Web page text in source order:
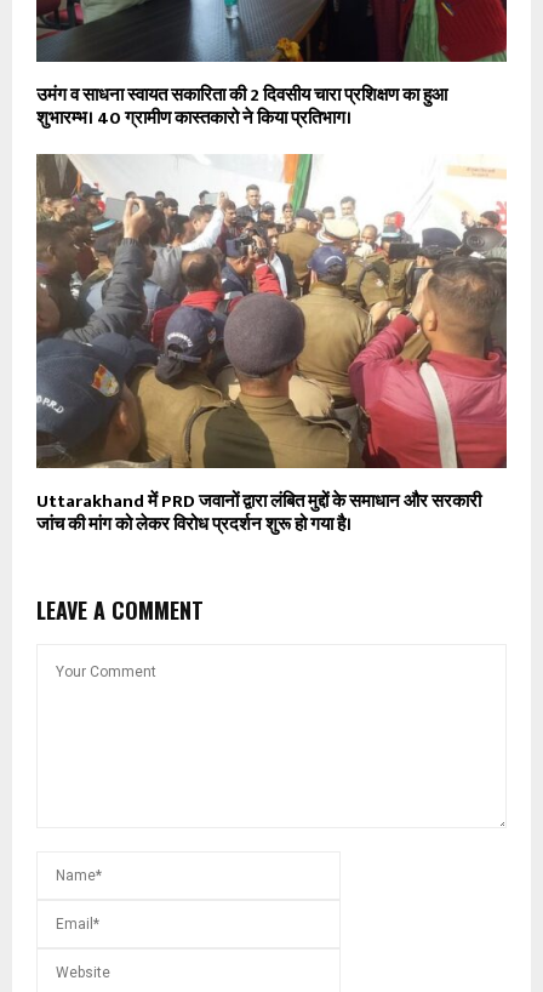
उमंग व साधना स्वायत सकारिता की 2 दिवसीय चारा प्रशिक्षण का हुआ
शुभारम्भ। 40 ग्रामीण कास्तकारो ने किया प्रतिभाग।
Uttarakhand में PRD जवानों द्वारा लंबित मुद्दों के समाधान और सरकारी
जांच की मांग को लेकर विरोध प्रदर्शन शुरू हो गया है।
LEAVE A COMMENT